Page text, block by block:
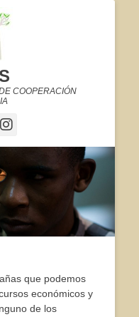
COOPERACIÓN
Instagram
que podemos
económicos y
de los